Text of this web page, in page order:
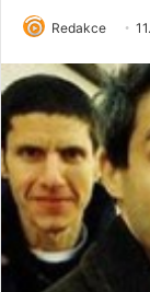
Redakce